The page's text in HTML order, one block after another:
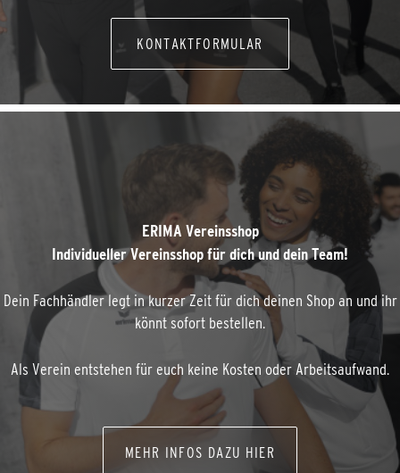
KONTAKTFORMULAR
ERIMA Vereinsshop
Individueller Vereinsshop für dich und dein Team!
Dein Fachhändler legt in kurzer Zeit für dich deinen Shop an und ihr
könnt sofort bestellen.
Als Verein entstehen für euch keine Kosten oder Arbeitsaufwand.
MEHR INFOS DAZU HIER